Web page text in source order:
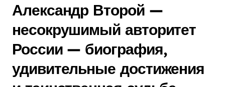
Александр Второй —
несокрушимый авторитет
России — биография,
удивительные достижения